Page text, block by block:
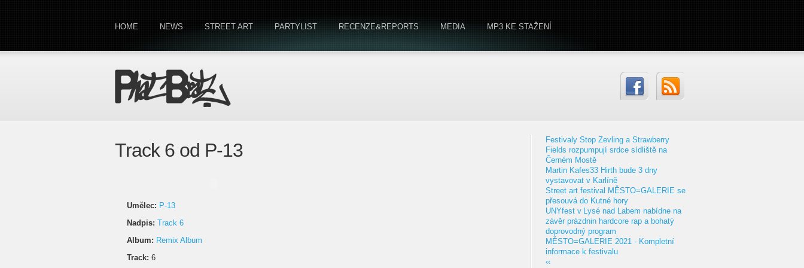
HOME NEWS STREET ART PARTYLIST RECENZE&REPORTS MEDIA MP3 KE STAŽENÍ
Track 6 od P-13
Umělec: P-13
Nadpis: Track 6
Album: Remix Album
Track: 6
Festivaly Stop Zevling a Strawberry
Fields rozpumpují srdce sídliště na
Černém Mostě
Martin Kafes33 Hirth bude 3 dny
vystavovat v Karlíně
Street art festival MĚSTO=GALERIE se
přesouvá do Kutné hory
UNYfest v Lysé nad Labem nabídne na
závěr prázdnin hardcore rap a bohatý
doprovodný program
MĚSTO=GALERIE 2021 - Kompletní
informace k festivalu
‹‹